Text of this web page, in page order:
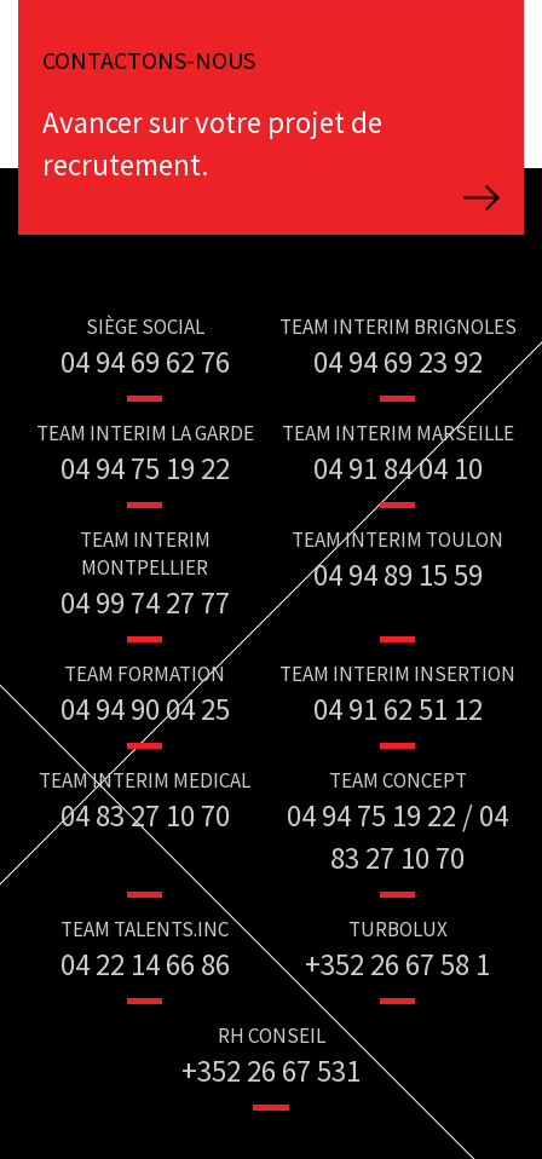
CONTACTONS-NOUS
Avancer sur votre projet de
recrutement.
SIÈGE SOCIAL
04 94 69 62 76
TEAM INTERIM BRIGNOLES
04 94 69 23 92
TEAM INTERIM LA GARDE
04 94 75 19 22
TEAM INTERIM MARSEILLE
04 91 84 04 10
TEAM INTERIM
MONTPELLIER
04 99 74 27 77
TEAM INTERIM TOULON
04 94 89 15 59
TEAM FORMATION
04 94 90 04 25
TEAM INTERIM INSERTION
04 91 62 51 12
TEAM INTERIM MEDICAL
04 83 27 10 70
TEAM CONCEPT
04 94 75 19 22 / 04
83 27 10 70
TEAM TALENTS.INC
04 22 14 66 86
TURBOLUX
+352 26 67 58 1
RH CONSEIL
+352 26 67 531